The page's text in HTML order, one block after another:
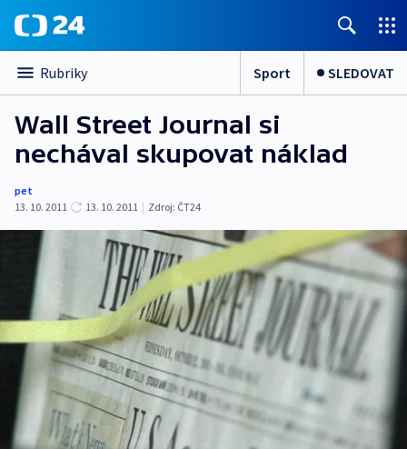
Rubriky Sport SLEDOVAT
Wall Street Journal si
nechával skupovat náklad
pet
13. 10. 2011
13. 10. 2011 | Zdroj: ČT24